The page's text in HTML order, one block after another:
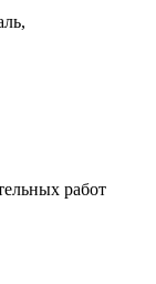
работ